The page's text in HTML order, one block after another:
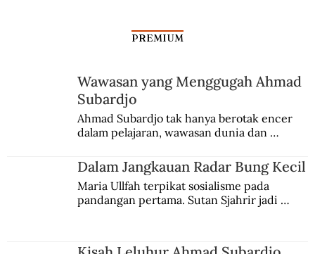
Perjuangan Untung Membela RI
PREMIUM
Wawasan yang Menggugah Ahmad
Subardjo
Ahmad Subardjo tak hanya berotak encer
dalam pelajaran, wawasan dunia dan
Jules Verne, Multatuli, hingga Sun Yat-sen.
Dalam Jangkauan Radar Bung Kecil
Maria Ullfah terpikat sosialisme pada
pandangan pertama. Sutan Sjahrir jadi